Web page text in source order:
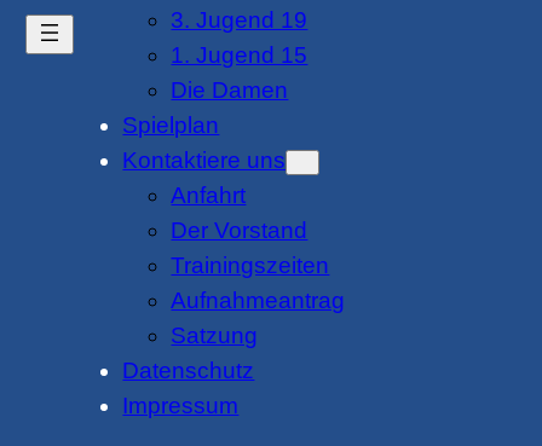
3. Jugend 19
1. Jugend 15
Die Damen
Spielplan
Kontaktiere uns
Anfahrt
Der Vorstand
Trainingszeiten
Aufnahmeantrag
Satzung
Datenschutz
Impressum